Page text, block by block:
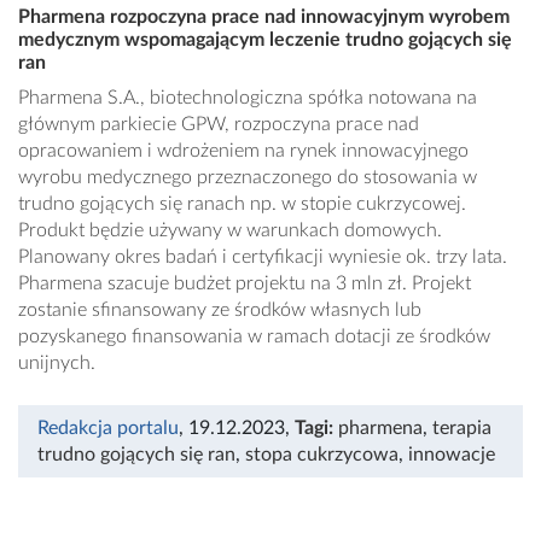
Pharmena rozpoczyna prace nad innowacyjnym wyrobem
medycznym wspomagającym leczenie trudno gojących się
ran
Pharmena S.A., biotechnologiczna spółka notowana na
głównym parkiecie GPW, rozpoczyna prace nad
opracowaniem i wdrożeniem na rynek innowacyjnego
wyrobu medycznego przeznaczonego do stosowania w
trudno gojących się ranach np. w stopie cukrzycowej.
Produkt będzie używany w warunkach domowych.
Planowany okres badań i certyfikacji wyniesie ok. trzy lata.
Pharmena szacuje budżet projektu na 3 mln zł. Projekt
zostanie sfinansowany ze środków własnych lub
pozyskanego finansowania w ramach dotacji ze środków
unijnych.
Redakcja portalu, 19.12.2023, Tagi: pharmena, terapia
trudno gojących się ran, stopa cukrzycowa, innowacje